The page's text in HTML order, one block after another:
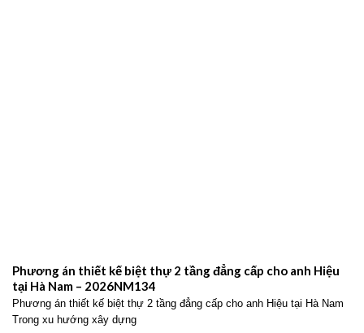
Phương án thiết kế biệt thự 2 tầng đẳng cấp cho anh Hiệu
tại Hà Nam – 2026NM134
Phương án thiết kế biệt thự 2 tầng đẳng cấp cho anh Hiệu tại Hà Nam
Trong xu hướng xây dựng